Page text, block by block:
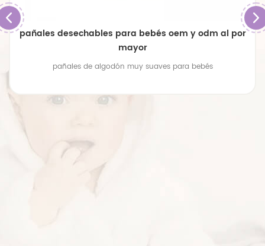
pañales desechables para bebés oem y odm al por
mayor
pañales de algodón muy suaves para bebés